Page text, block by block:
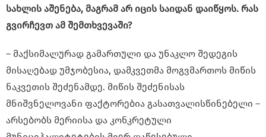
სახლის აშენება, მაგრამ არ იცის საიდან დაიწყოს. რას
გვირჩევთ ამ შემთხვევაში?
– მაქსიმალურად გამართული და უნაკლო შედეგის
მისაღებად უმჯობესია, დამკვეთმა მოგვმართოს მიწის
ნაკვეთის შეძენამდე. მიწის შეძენისას
მნიშვნელოვანი ფაქტორებია გასათვალისწინებელი –
არსებობს მერიისა და კონკრეტული